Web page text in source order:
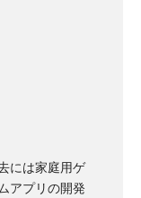
には家庭用ゲ
アプリの開発